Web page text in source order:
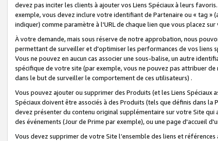
devez pas inciter les clients à ajouter vos Liens Spéciaux à leurs
exemple, vous devez inclure votre identifiant de Partenaire ou « tag
indiquer) comme paramètre à l'URL de chaque lien que vous placez
À votre demande, mais sous réserve de notre approbation, nous
permettant de surveiller et d'optimiser les performances de vos liens
Vous ne pouvez en aucun cas associer une sous-balise, un autre
spécifique de votre site (par exemple, vous ne pouvez pas attribuer
dans le but de surveiller le comportement de ces utilisateurs) .
Vous pouvez ajouter ou supprimer des Produits (et les Liens
Spéciaux doivent être associés à des Produits (tels que définis dans
devez présenter du contenu original supplémentaire sur votre Site qui
des événements (Jour de Prime par exemple), ou une page d'accueil
Vous devez supprimer de votre Site l’ensemble des liens et